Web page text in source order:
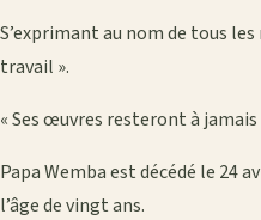
S’exprimant au nom de tous
travail ».
« Ses œuvres resteront à
Papa Wemba est décédé le 24
l’âge de vingt ans.